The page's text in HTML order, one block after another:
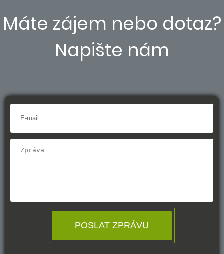
Máte zájem nebo dotaz?
Napište nám
POSLAT ZPRÁVU